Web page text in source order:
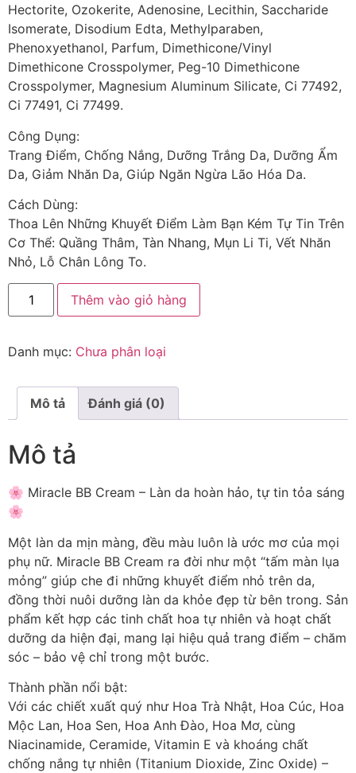
Hectorite, Ozokerite, Adenosine, Lecithin, Saccharide
Isomerate, Disodium Edta, Methylparaben,
Phenoxyethanol, Parfum, Dimethicone/Vinyl
Dimethicone Crosspolymer, Peg-10 Dimethicone
Crosspolymer, Magnesium Aluminum Silicate, Ci 77492,
Ci 77491, Ci 77499.
Công Dụng:
Trang Điểm, Chống Nắng, Dưỡng Trắng Da, Dưỡng Ẩm
Da, Giảm Nhăn Da, Giúp Ngăn Ngừa Lão Hóa Da.
Cách Dùng:
Thoa Lên Những Khuyết Điểm Làm Bạn Kém Tự Tin Trên
Cơ Thể: Quầng Thâm, Tàn Nhang, Mụn Li Ti, Vết Nhăn
Nhỏ, Lỗ Chân Lông To.
Thêm vào giỏ hàng
Danh mục: Chưa phân loại
Mô tả Đánh giá (0)
Mô tả
🌸 Miracle BB Cream – Làn da hoàn hảo, tự tin tỏa sáng
🌸
Một làn da mịn màng, đều màu luôn là ước mơ của mọi
phụ nữ. Miracle BB Cream ra đời như một “tấm màn lụa
mỏng” giúp che đi những khuyết điểm nhỏ trên da,
đồng thời nuôi dưỡng làn da khỏe đẹp từ bên trong. Sản
phẩm kết hợp các tinh chất hoa tự nhiên và hoạt chất
dưỡng da hiện đại, mang lại hiệu quả trang điểm – chăm
sóc – bảo vệ chỉ trong một bước.
Thành phần nổi bật:
Với các chiết xuất quý như Hoa Trà Nhật, Hoa Cúc, Hoa
Mộc Lan, Hoa Sen, Hoa Anh Đào, Hoa Mơ, cùng
Niacinamide, Ceramide, Vitamin E và khoáng chất
chống nắng tự nhiên (Titanium Dioxide, Zinc Oxide) –